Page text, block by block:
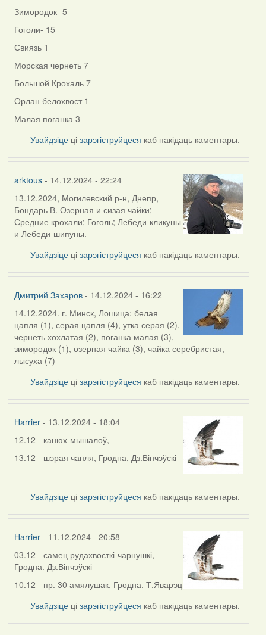
Зимородок -5
Гоголи- 15
Свиязь 1
Морская чернеть 7
Большой Крохаль 7
Орлан белохвост 1
Малая поганка 3
Увайдзіце цізарэгіструйцеся каб пакідаць каментары.
arktous- 14.12.2024 - 22:24
13.12.2024, Могилевский р-н, Днепр,
Бондарь В. Озерная и сизая чайки;
Средние крохали; Гоголь; Лебеди-кликуны
и Лебеди-шипуны.
Увайдзіце цізарэгіструйцеся каб пакідаць каментары.
Дмитрий Захаров- 14.12.2024 - 16:22
14.12.2024. г. Минск, Лошица: белая
цапля (1), серая цапля (4), утка серая (2),
чернеть хохлатая (2), поганка малая (3),
зимородок (1), озерная чайка (3), чайка серебристая,
лысуха (7)
Увайдзіце цізарэгіструйцеся каб пакідаць каментары.
Harrier- 13.12.2024 - 18:04
12.12 - канюх-мышалоў,
13.12 - шэрая чапля, Гродна, Дз.Вінчэўскі
Увайдзіце цізарэгіструйцеся каб пакідаць каментары.
Harrier- 11.12.2024 - 20:58
03.12 - самец рудахвосткі-чарнушкі,
Гродна. Дз.Вінчэўскі
10.12 - пр. 30 амялушак, Гродна. Т.Яварэц
Увайдзіце цізарэгіструйцеся каб пакідаць каментары.